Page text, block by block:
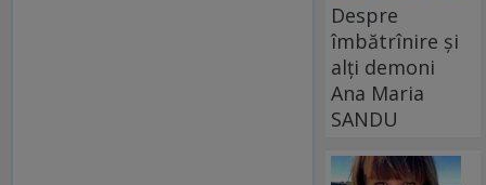
Despre
îmbătrînire și
alți demoni
Ana Maria
SANDU